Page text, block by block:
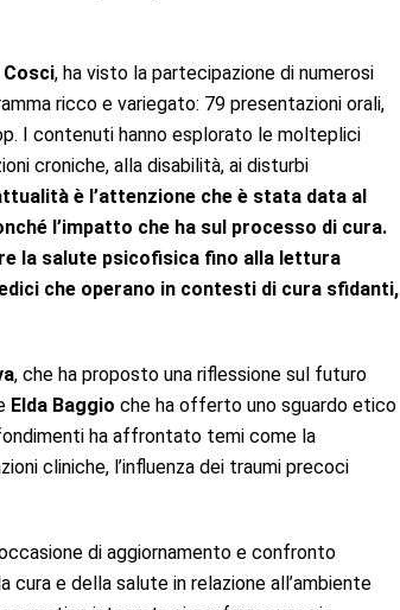
Cosci, ha visto la partecipazione di numerosi
ricco e variegato: 79 presentazioni orali,
I contenuti hanno esplorato le molteplici
croniche, alla disabilità, ai disturbi
è l’attenzione che è stata data al
l’impatto che ha sul processo di cura.
la salute psicofisica fino alla lettura
che operano in contesti di cura sfidanti,
, che ha proposto una riflessione sul futuro
Elda Baggio che ha offerto uno sguardo etico
ha affrontato temi come la
cliniche, l’influenza dei traumi precoci
di aggiornamento e confronto
e della salute in relazione all’ambiente